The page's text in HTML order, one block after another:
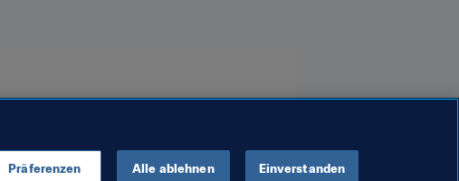
Präferenzen Alle ablehnen Einverstanden